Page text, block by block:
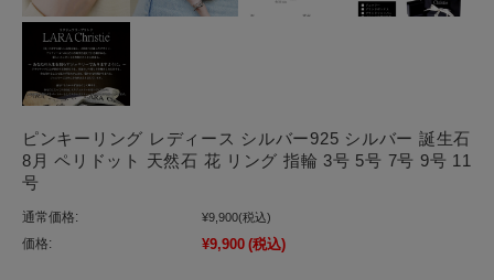
ピンキーリング レディース シルバー925 シルバー 誕生石
8月 ペリドット 天然石 花 リング 指輪 3号 5号 7号 9号 11
号
通常価格: ¥9,900(税込)
価格: ¥9,900 (税込)